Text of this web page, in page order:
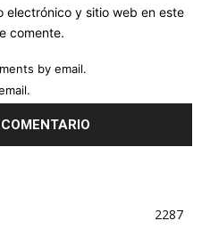
electrónico y sitio web en este
comente.
by email.
2287